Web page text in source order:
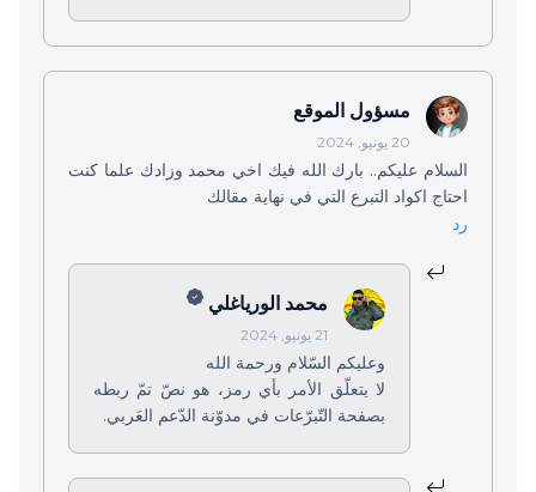
مسؤول الموقع
20 يونيو, 2024
السلام عليكم.. بارك الله فيك اخي محمد وزادك علما كنت
احتاج اكواد التبرع التي في نهاية مقالك
رد
محمد الورياغلي
21 يونيو, 2024
وعليكم السّلام ورحمة الله
لا يتعلّق الأمر بأي رمز، هو نصّ تمّ ربطه
بصفحة التّبرّعات في مدوّنة الدّعم العَربي.